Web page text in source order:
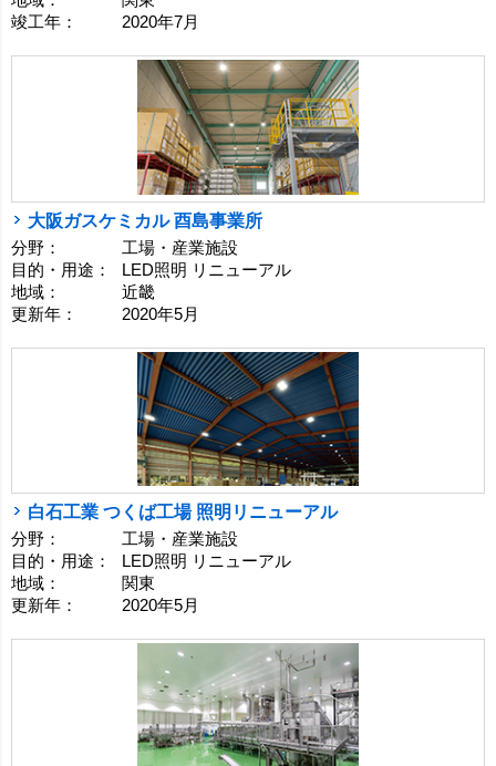
竣工年：
2020年7月
大阪ガスケミカル 酉島事業所
分野：
工場・産業施設
目的・用途：
LED照明 リニューアル
地域：
近畿
更新年：
2020年5月
白石工業 つくば工場 照明リニューアル
分野：
工場・産業施設
目的・用途：
LED照明 リニューアル
地域：
関東
更新年：
2020年5月